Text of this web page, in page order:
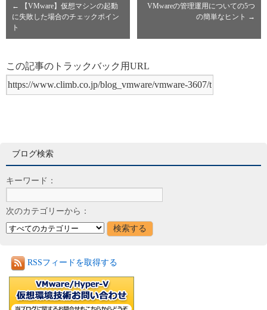
←
【VMware】仮想マシンの起動
に失敗した場合のチェックポイン
ト
VMwareの管理運用についての5つ
の簡単なヒント →
この記事のトラックバック用URL
ブログ検索
キーワード：
次のカテゴリーから：
RSSフィードを取得する